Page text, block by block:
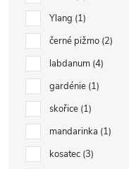
Ylang 1
černé pižmo 2
labdanum 4
gardénie 1
skořice 1
mandarinka 1
kosatec 3